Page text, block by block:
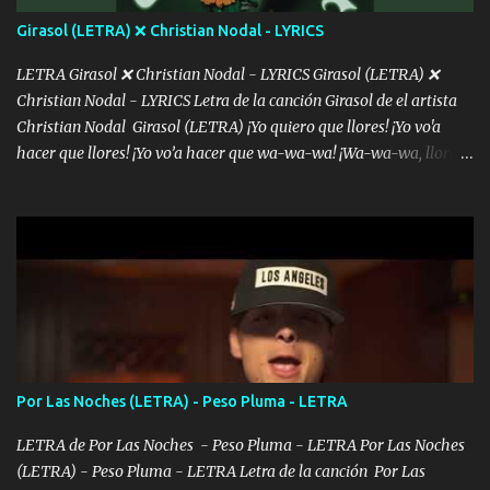
Girasol (LETRA) ❌ Christian Nodal - LYRICS
LETRA Girasol ❌ Christian Nodal - LYRICS Girasol (LETRA) ❌
Christian Nodal - LYRICS Letra de la canción Girasol de el artista
Christian Nodal Girasol (LETRA) ¡Yo quiero que llores! ¡Yo vo'a
hacer que llores! ¡Yo vo’a hacer que wa-wa-wa! ¡Wa-wa-wa, llores!
intentas rimar Pobre payaso que usa a todo el mundo pa' conectar
con la gente Dices "Latino Gang" pero pisas a to'a tu gente Pa’ dar
mensajes, m'ijo, hay quе ser coherentеs Si tú no eres artista, al
menos se prudente Hoy me sabe a mierda, traigo un Balvin en los
dientes Por falta de empatía le toca ser resiliente ¿Acaso eres
consciente de los followers que mueves? Parcerito, abre los ojos y
ve el poder que tienes Otro chiste malo son los nombres de tus
álbum's "José, vibras colores con la energía del diablo " ¿Si ...
Por Las Noches (LETRA) - Peso Pluma - LETRA
LETRA de Por Las Noches - Peso Pluma - LETRA Por Las Noches
(LETRA) - Peso Pluma - LETRA Letra de la canción Por Las